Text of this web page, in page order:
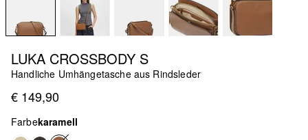
LUKA CROSSBODY S
Handliche Umhängetasche aus Rindsleder
€ 149,90
Farbekaramell